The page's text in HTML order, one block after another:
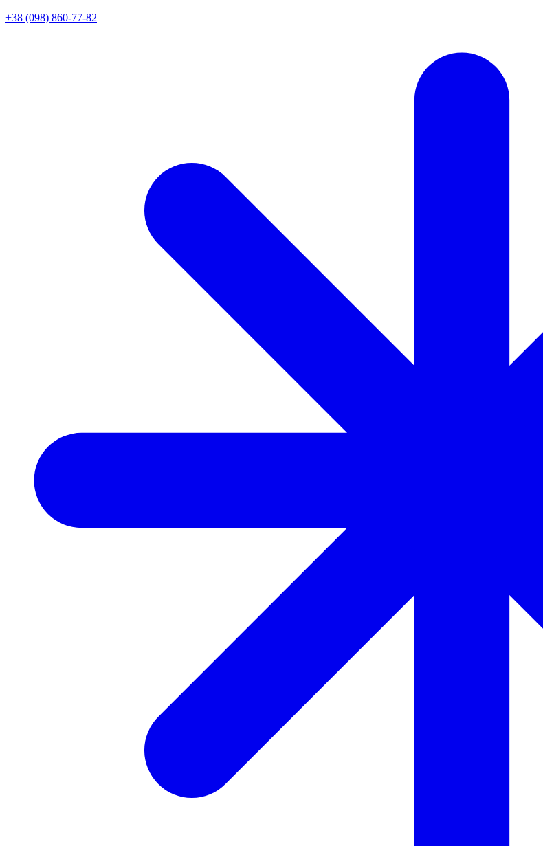
+38 (098) 860-77-82